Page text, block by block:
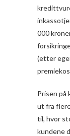
000
(etter
Prisen på
ut fra
til, hvor
kundene